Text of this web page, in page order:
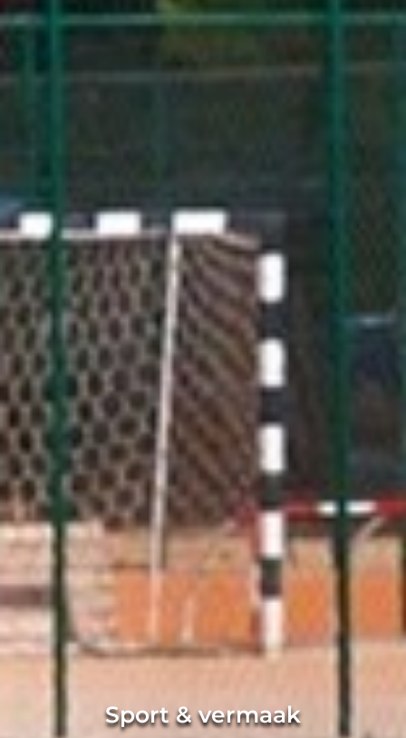
Sport & vermaak